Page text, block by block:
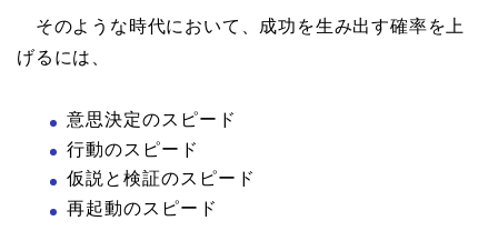
そのような時代において、成功を生み出す確率を上
げるには、
意思決定のスピード
行動のスピード
仮説と検証のスピード
再起動のスピード